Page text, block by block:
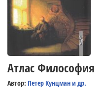
Атлас Философия
Автор: Петер Кунцман и др.